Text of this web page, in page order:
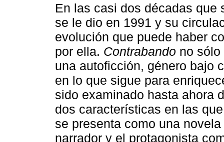
En las casi dos décadas que
se le dio en 1991 y su
evolución que puede haber
por ella. Contrabando no
una autoficción, género bajo
en lo que sigue para
sido examinado hasta ahora
dos características en las
se presenta como una
narrador y el protagonista